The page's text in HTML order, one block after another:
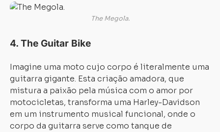
The Megola.
4. The Guitar Bike
Imagine uma moto cujo corpo é literalmente uma
guitarra gigante. Esta criação amadora, que
mistura a paixão pela música com o amor por
motocicletas, transforma uma Harley-Davidson
em um instrumento musical funcional, onde o
corpo da guitarra serve como tanque de